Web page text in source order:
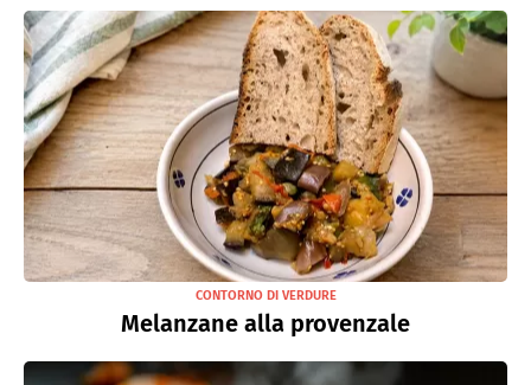
CONTORNO DI VERDURE
Melanzane alla provenzale